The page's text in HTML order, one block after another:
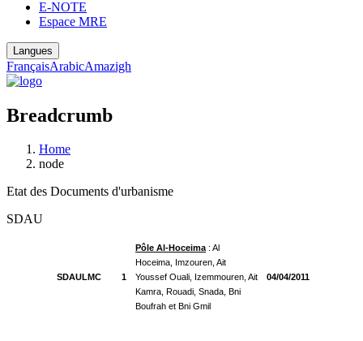
E-NOTE
Espace MRE
Langues
FrançaisArabicAmazigh
Breadcrumb
Home
node
Etat des Documents d'urbanisme
SDAU
SDAULMC 1
Pôle Al-Hoceima: Al
Hoceima, Imzouren, Ait
Youssef Ouali, Izemmouren, Ait
Kamra, Rouadi, Snada, Bni
Boufrah et Bni Gmil
04/04/2011